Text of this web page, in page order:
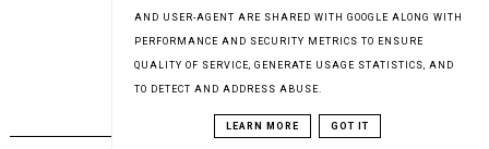
Patronat medialny Czytaninki
PREMIERA 17.08.2023
AND USER-AGENT ARE SHARED WITH GOOGLE ALONG WITH
PERFORMANCE AND SECURITY METRICS TO ENSURE
QUALITY OF SERVICE, GENERATE USAGE STATISTICS, AND
TO DETECT AND ADDRESS ABUSE.
LEARN MORE GOT IT